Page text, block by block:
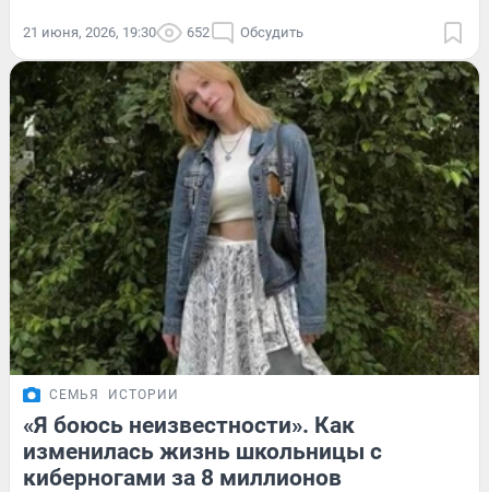
21 июня, 2026, 19:30 652 Обсудить
СЕМЬЯ ИСТОРИИ
«Я боюсь неизвестности». Как
изменилась жизнь школьницы с
киберногами за 8 миллионов